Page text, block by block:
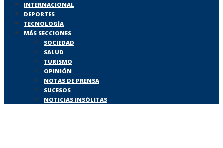
INTERNACIONAL
DEPORTES
TECNOLOGÍA
MÁS SECCIONES
SOCIEDAD
SALUD
TURISMO
OPINIÓN
NOTAS DE PRENSA
SUCESOS
NOTICIAS INSÓLITAS